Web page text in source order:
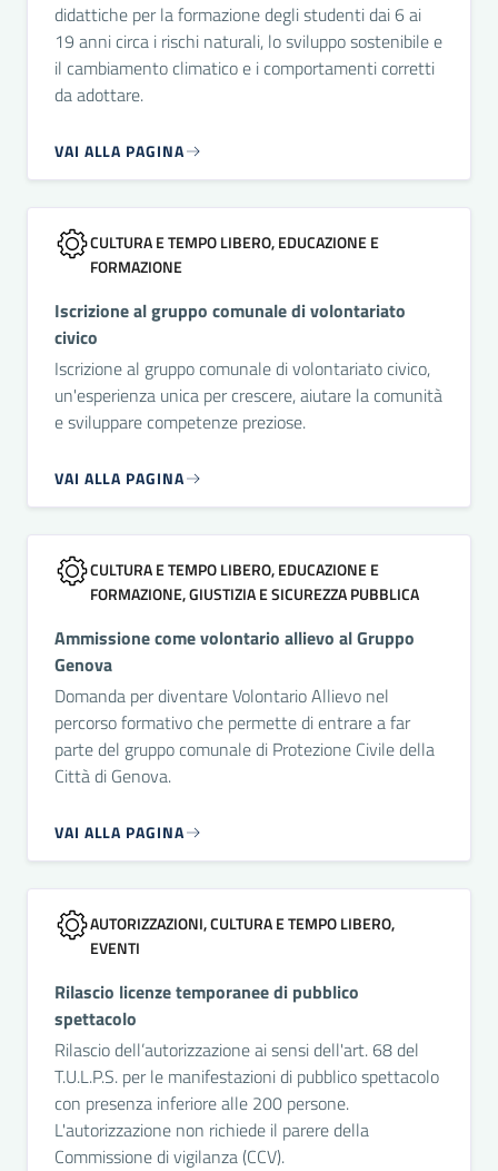
didattiche per la formazione degli studenti dai 6 ai
19 anni circa i rischi naturali, lo sviluppo sostenibile e
il cambiamento climatico e i comportamenti corretti
da adottare.
VAI ALLA PAGINA
CULTURA E TEMPO LIBERO, EDUCAZIONE E
FORMAZIONE
Iscrizione al gruppo comunale di volontariato
civico
Iscrizione al gruppo comunale di volontariato civico,
un'esperienza unica per crescere, aiutare la comunità
e sviluppare competenze preziose.
VAI ALLA PAGINA
CULTURA E TEMPO LIBERO, EDUCAZIONE E
FORMAZIONE, GIUSTIZIA E SICUREZZA PUBBLICA
Ammissione come volontario allievo al Gruppo
Genova
Domanda per diventare Volontario Allievo nel
percorso formativo che permette di entrare a far
parte del gruppo comunale di Protezione Civile della
Città di Genova.
VAI ALLA PAGINA
AUTORIZZAZIONI, CULTURA E TEMPO LIBERO,
EVENTI
Rilascio licenze temporanee di pubblico
spettacolo
Rilascio dell’autorizzazione ai sensi dell'art. 68 del
T.U.L.P.S. per le manifestazioni di pubblico spettacolo
con presenza inferiore alle 200 persone.
L'autorizzazione non richiede il parere della
Commissione di vigilanza (CCV).